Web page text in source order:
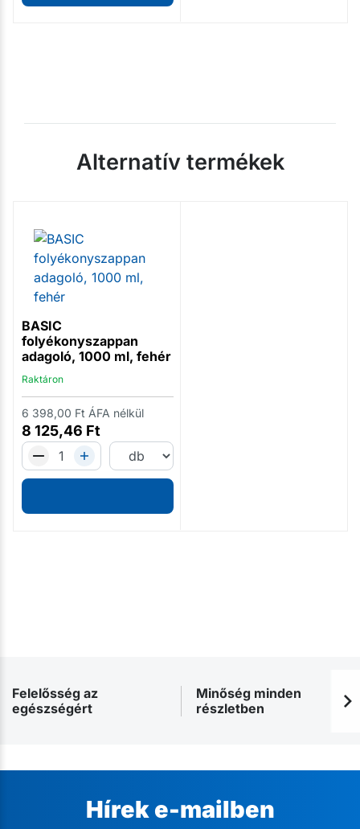
Alternatív termékek
BASIC
folyékonyszappan
adagoló, 1000 ml, fehér
Raktáron
8 125,46 Ft
6 398,00 Ft ÁFA nélkül
Felelősség az
egészségért
Minőség minden
részletben
Hírek e-mailben